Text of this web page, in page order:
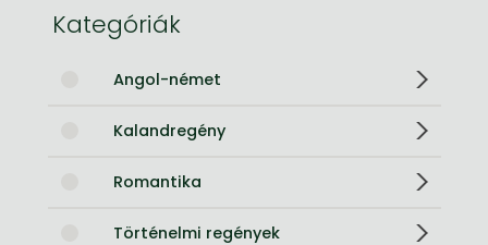
Kategóriák
Angol-német
Kalandregény
Romantika
Történelmi regények